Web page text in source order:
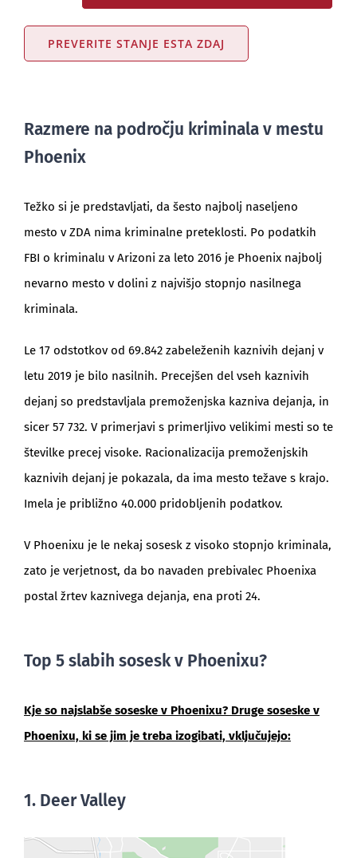
PREVERITE STANJE ESTA ZDAJ
Razmere na področju kriminala v mestu
Phoenix
Težko si je predstavljati, da šesto najbolj naseljeno
mesto v ZDA nima kriminalne preteklosti. Po podatkih
FBI o kriminalu v Arizoni za leto 2016 je Phoenix najbolj
nevarno mesto v dolini z najvišjo stopnjo nasilnega
kriminala.
Le 17 odstotkov od 69.842 zabeleženih kaznivih dejanj v
letu 2019 je bilo nasilnih. Precejšen del vseh kaznivih
dejanj so predstavljala premoženjska kazniva dejanja, in
sicer 57 732. V primerjavi s primerljivo velikimi mesti so te
številke precej visoke. Racionalizacija premoženjskih
kaznivih dejanj je pokazala, da ima mesto težave s krajo.
Imela je približno 40.000 pridobljenih podatkov.
V Phoenixu je le nekaj sosesk z visoko stopnjo kriminala,
zato je verjetnost, da bo navaden prebivalec Phoenixa
postal žrtev kaznivega dejanja, ena proti 24.
Top 5 slabih sosesk v Phoenixu?
Kje so najslabše soseske v Phoenixu? Druge soseske v
Phoenixu, ki se jim je treba izogibati, vključujejo:
1. Deer Valley